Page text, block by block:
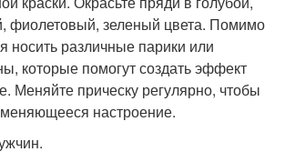
фиолетовый, зеленый цвета. Помимо
носить различные парики или
которые помогут создать эффект
Меняйте прическу регулярно, чтобы
настроение.